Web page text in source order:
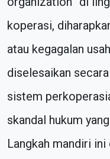
koperasi,
atau kegagalan
diselesaikan
sistem
skandal hukum
Langkah mandiri